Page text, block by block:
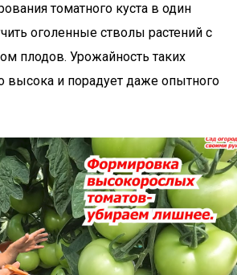
томатного куста в один
оголенные стволы растений с
плодов. Урожайность таких
высока и порадует даже опытного